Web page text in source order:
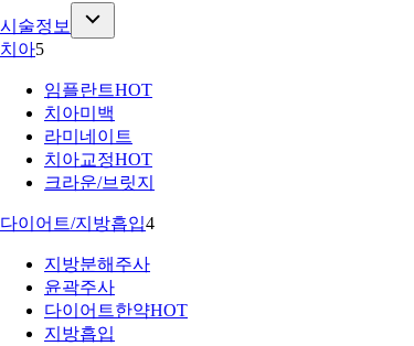
시술정보
치아5
임플란트HOT
치아미백
라미네이트
치아교정HOT
크라운/브릿지
다이어트/지방흡입4
지방분해주사
윤곽주사
다이어트한약HOT
지방흡입